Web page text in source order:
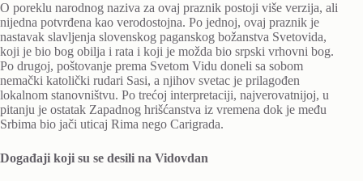
O poreklu narodnog naziva za ovaj praznik postoji više verzija, ali
nijedna potvrđena kao verodostojna. Po jednoj, ovaj praznik je
nastavak slavljenja slovenskog paganskog božanstva Svetovida,
koji je bio bog obilja i rata i koji je možda bio srpski vrhovni bog.
Po drugoj, poštovanje prema Svetom Vidu doneli sa sobom
nemački katolički rudari Sasi, a njihov svetac je prilagođen
lokalnom stanovništvu. Po trećoj interpretaciji, najverovatnijoj, u
pitanju je ostatak Zapadnog hrišćanstva iz vremena dok je među
Srbima bio jači uticaj Rima nego Carigrada.
Događaji koji su se desili na Vidovdan